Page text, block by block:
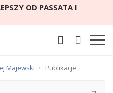
OD PASSATA I
Majewski Publikacje